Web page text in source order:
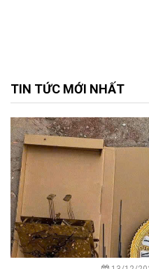
TIN TỨC MỚI NHẤT